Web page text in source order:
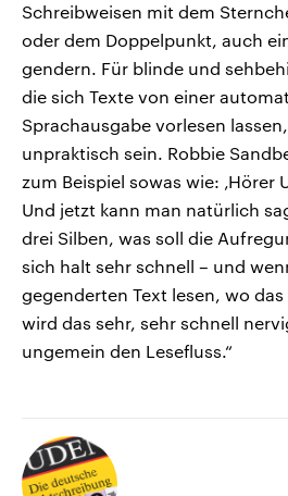
Schreibweisen mit dem
oder dem Doppelpunkt, auch
gendern. Für blinde und
die sich Texte von einer
Sprachausgabe vorlesen
unpraktisch sein. Robbie
zum Beispiel sowas wie: ‚Hörer
Und jetzt kann man natürlich
drei Silben, was soll die
sich halt sehr schnell – und
gegenderten Text lesen, wo
wird das sehr, sehr schnell
ungemein den Lesefluss.“